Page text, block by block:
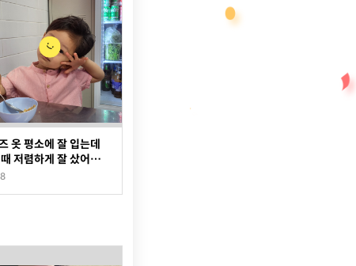
옷 평소에 잘 입는데
저렴하게 잘 샀어요